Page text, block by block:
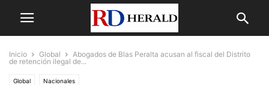
Inicio Global
Abogados de Blas Peralta acusan al fiscal del Distrito
de retención ilegal de...
Global Nacionales